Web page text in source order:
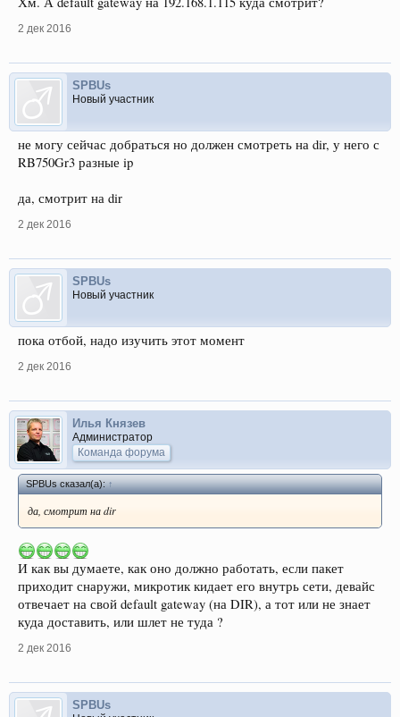
2 дек 2016
SPBUs
Новый участник
не могу сейчас добраться но должен смотреть на dir, у него с
RB750Gr3 разные ip
да, смотрит на dir
2 дек 2016
SPBUs
Новый участник
пока отбой, надо изучить этот момент
2 дек 2016
Илья Князев
Администратор
Команда форума
SPBUs сказал(а):↑
да, смотрит на dir
И как вы думаете, как оно должно работать, если пакет
приходит снаружи, микротик кидает его внутрь сети, девайс
отвечает на свой default gateway (на DIR), а тот или не знает
куда доставить, или шлет не туда ?
2 дек 2016
SPBUs